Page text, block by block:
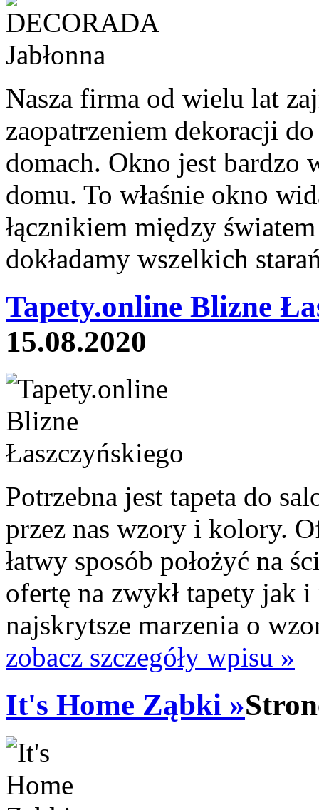
Nasza firma od wielu lat
zaopatrzeniem dekoracji
domach. Okno jest bardzo
domu. To właśnie okno
łącznikiem między
dokładamy wszelkich
Tapety.online Blizne
15.08.2020
Potrzebna jest tapeta do
przez nas wzory i kolory.
łatwy sposób położyć na
ofertę na zwykł tapety jak i
najskrytsze marzenia o
zobacz szczegóły wpisu »
It's Home Ząbki »